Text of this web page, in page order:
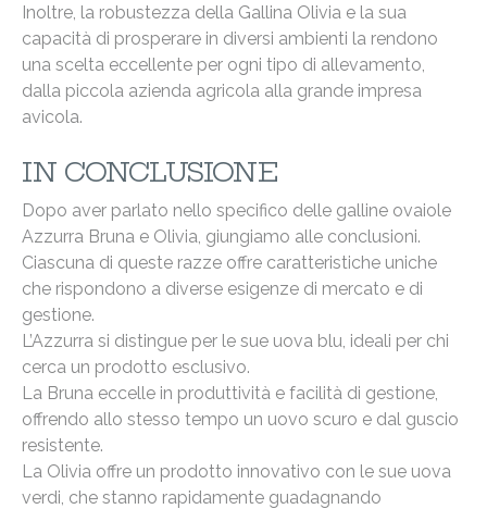
Inoltre, la robustezza della Gallina Olivia e la sua
capacità di prosperare in diversi ambienti la rendono
una scelta eccellente per ogni tipo di allevamento,
dalla piccola azienda agricola alla grande impresa
avicola.
IN CONCLUSIONE
Dopo aver parlato nello specifico delle galline ovaiole
Azzurra Bruna e Olivia, giungiamo alle conclusioni.
Ciascuna di queste razze offre caratteristiche uniche
che rispondono a diverse esigenze di mercato e di
gestione.
L’Azzurra si distingue per le sue uova blu, ideali per chi
cerca un prodotto esclusivo.
La Bruna eccelle in produttività e facilità di gestione,
offrendo allo stesso tempo un uovo scuro e dal guscio
resistente.
La Olivia offre un prodotto innovativo con le sue uova
verdi, che stanno rapidamente guadagnando